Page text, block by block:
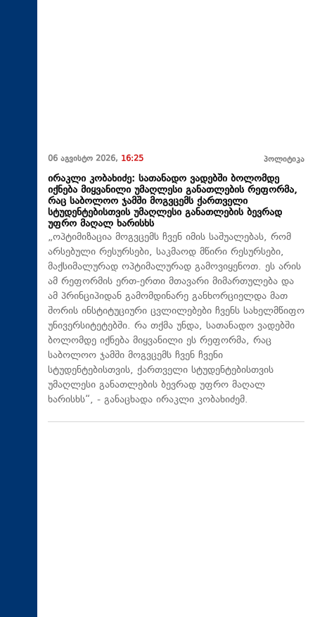
06 აგვისტო 2026, 16:25 პოლიტიკა
ირაკლი კობახიძე: სათანადო ვადებში ბოლომდე
იქნება მიყვანილი უმაღლესი განათლების რეფორმა,
რაც საბოლოო ჯამში მოგვცემს ქართველი
სტუდენტებისთვის უმაღლესი განათლების ბევრად
უფრო მაღალ ხარისხს
„ოპტიმიზაცია მოგვცემს ჩვენ იმის საშუალებას, რომ
არსებული რესურსები, საკმაოდ მწირი რესურსები,
მაქსიმალურად ოპტიმალურად გამოვიყენოთ. ეს არის
ამ რეფორმის ერთ-ერთი მთავარი მიმართულება და
ამ პრინციპიდან გამომდინარე განხორციელდა მათ
შორის ინსტიტუციური ცვლილებები ჩვენს სახელმწიფო
უნივერსიტეტებში. რა თქმა უნდა, სათანადო ვადებში
ბოლომდე იქნება მიყვანილი ეს რეფორმა, რაც
საბოლოო ჯამში მოგვცემს ჩვენ ჩვენი
სტუდენტებისთვის, ქართველი სტუდენტებისთვის
უმაღლესი განათლების ბევრად უფრო მაღალ
ხარისხს“, - განაცხადა ირაკლი კობახიძემ.